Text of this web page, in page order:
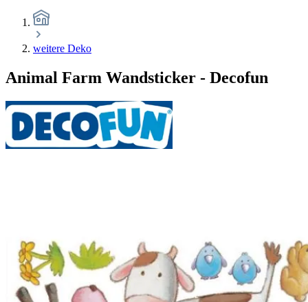
weitere Deko
Animal Farm Wandsticker - Decofun